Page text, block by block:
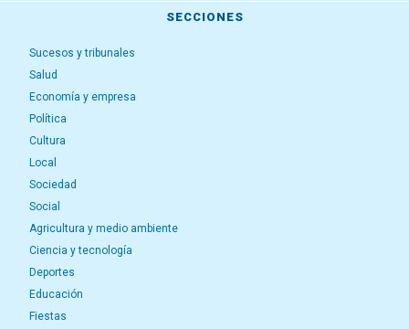
SECCIONES
Sucesos y tribunales
Salud
Economía y empresa
Política
Cultura
Local
Sociedad
Social
Agricultura y medio ambiente
Ciencia y tecnología
Deportes
Educación
Fiestas